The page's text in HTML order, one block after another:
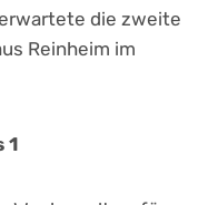
die zweite
Reinheim im
1